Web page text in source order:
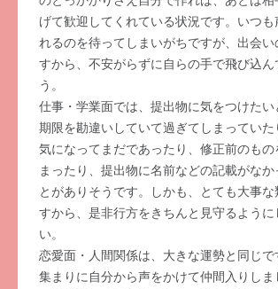
げて歓迎してくれている状況です。いつも
れるのを待ってしまいがちですが、出会
すから、不安がらずに自らの手で飛び込ん
う。
仕事・学業面では、提出物に気をつけたい
期限を勘違いしていて過ぎてしまっていた
気になってまだであったり、修正前のもの
まったり、提出物に名前などの記載がなか
とがありそうです。しかも、とても大事
すから、是非行方をきちんと見守るように
い。
恋愛面・人間関係は、大きな運勢と同じ
集まりに自分から声をかけて仲間入りしま